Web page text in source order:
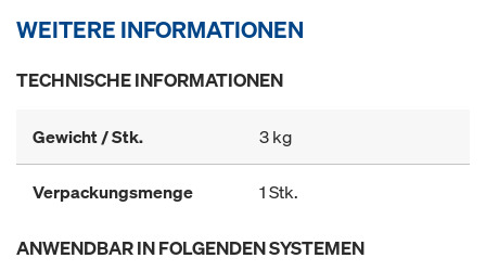
WEITERE INFORMATIONEN
TECHNISCHE INFORMATIONEN
Gewicht / Stk. 3 kg
Verpackungsmenge 1 Stk.
ANWENDBAR IN FOLGENDEN SYSTEMEN